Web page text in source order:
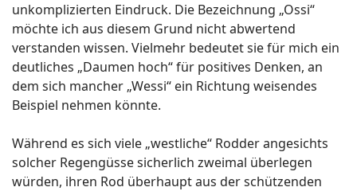
unkomplizierten Eindruck. Die Bezeichnung „Ossi“
möchte ich aus diesem Grund nicht abwertend
verstanden wissen. Vielmehr bedeutet sie für mich ein
deutliches „Daumen hoch“ für positives Denken, an
dem sich mancher „Wessi“ ein Richtung weisendes
Beispiel nehmen könnte.
Während es sich viele „westliche“ Rodder angesichts
solcher Regengüsse sicherlich zweimal überlegen
würden, ihren Rod überhaupt aus der schützenden